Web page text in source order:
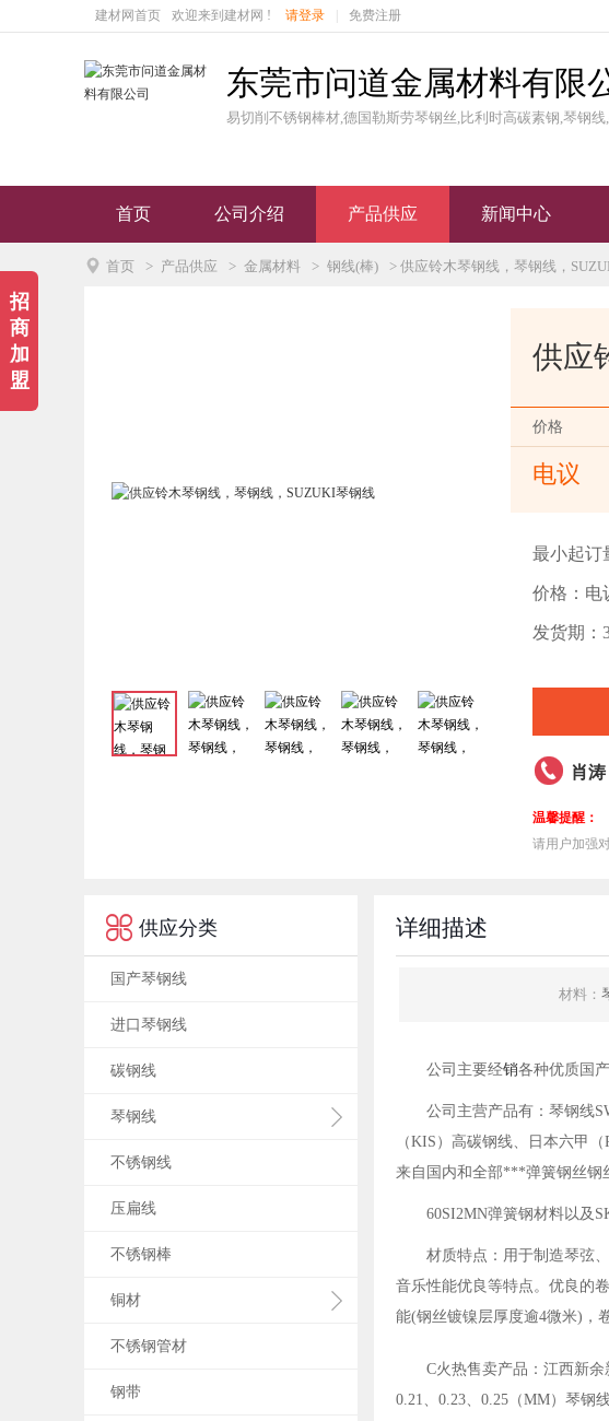
建材网首页 欢迎来到建材网 ! 请登录 免费注册
东莞市问道金属材料有限
易切削不锈钢棒材,德国勒斯劳琴钢丝,比利时高碳素钢,琴钢
首页 公司介绍 产品供应 新闻中心
 首页 > 产品供应 > 金属材料 > 钢线(棒) > 供应铃木琴钢线，琴钢线，
供应
价格
电议
最小起订
价格：电
发货期：
 肖涛
温馨提醒：
请用户加强
详细描述
材料：
公司主要经销各种优质国
公司主营产品有：琴钢线
（KIS）高碳钢线、日本六甲
来自国内和全部***弹簧钢丝钢
60SI2MN弹簧钢材料以及
材质特点：用于制造琴弦
音乐性能优良等特点。优良的
能(钢丝镀镍层厚度逾4微米) ，
C火热售卖产品：江西新
0.21、 0.23、 0.25 （MM）琴钢
 供应分类
国产琴钢线
进口琴钢线
碳钢线
琴钢线
不锈钢线
压扁线
不锈钢棒
铜材
不锈钢管材
钢带
招
商
加
盟